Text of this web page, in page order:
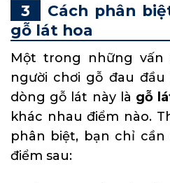
Cách phân
gỗ lát hoa
Một trong những vấn
người chơi gỗ đau
dòng gỗ lát này là gỗ
khác nhau điểm nào.
phân biệt, bạn chỉ cần
điểm sau: